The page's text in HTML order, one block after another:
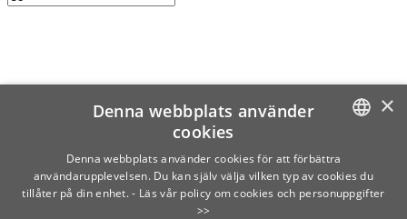
SWEDISH
×
Denna webbplats använder
cookies
Denna webbplats använder cookies för att förbättra
användarupplevelsen. Du kan själv välja vilken typ av cookies du
tillåter på din enhet. - Läs vår policy om cookies och personuppgifter
>>